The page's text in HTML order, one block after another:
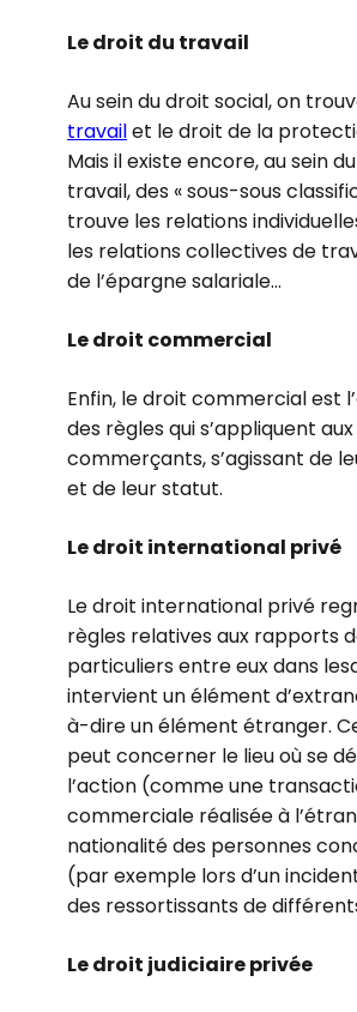
Le droit du travail
Au sein du droit social, on
travailet le droit de la
Mais il existe encore, au sein
travail, des « sous-sous
trouve les relations
les relations collectives de
de l’épargne salariale…
Le droit commercial
Enfin, le droit commercial est
des règles qui s’appliquent aux
commerçants, s’agissant de
et de leur statut.
Le droit international privé
Le droit international privé
règles relatives aux rapports
particuliers entre eux dans
intervient un élément
à-dire un élément étranger.
peut concerner le lieu où se
l’action (comme une
commerciale réalisée à
nationalité des personnes
(par exemple lors d’un
des ressortissants de
Le droit judiciaire privée